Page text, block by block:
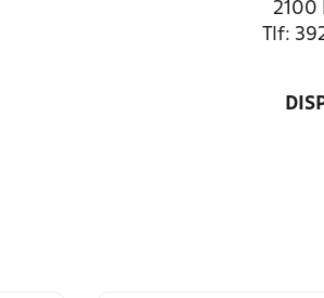
2100
Tlf: